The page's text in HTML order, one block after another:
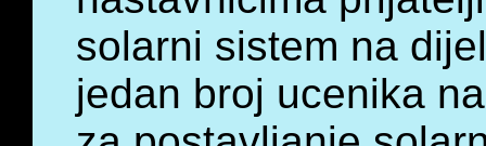
solarni sistem na
jedan broj ucenika